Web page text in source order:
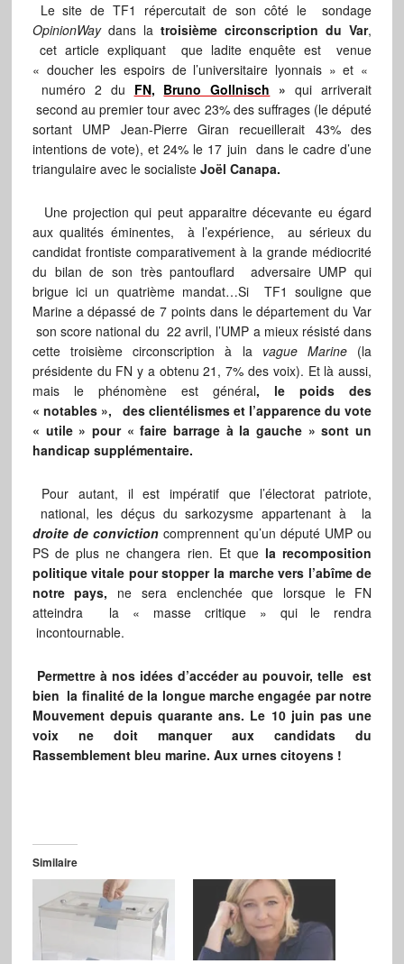
Le site de TF1 répercutait de son côté le sondage
OpinionWaydans la troisième circonscription du Var,
cet article expliquant que ladite enquête est venue
« doucher les espoirs de l’universitaire lyonnais » et «
numéro 2 du FN, Bruno Gollnisch »qui arriverait
second au premier tour avec 23% des suffrages (le député
sortant UMP Jean-Pierre Giran recueillerait 43% des
intentions de vote), et 24% le 17 juin dans le cadre d’une
triangulaire avec le socialisteJoël Canapa.
Une projection qui peut apparaitre décevante eu égard
aux qualités éminentes, à l’expérience, au sérieux du
candidat frontiste comparativement à la grande médiocrité
du bilan de son très pantouflard adversaire UMP qui
brigue ici un quatrième mandat…Si TF1 souligne que
Marine a dépassé de 7 points dans le département du Var
son score national du 22 avril, l’UMP a mieux résisté dans
cette troisième circonscription à la vague Marine(la
présidente du FN y a obtenu 21, 7% des voix). Et là aussi,
mais le phénomène est général, le poids des
« notables », des clientélismes et l’apparence du vote
« utile » pour « faire barrage à la gauche » sont un
handicap supplémentaire.
Pour autant, il est impératif que l’électorat patriote,
national, les déçus du sarkozysme appartenant à la
droite de conviction comprennent qu’un député UMP ou
PS de plus ne changera rien. Et que la recomposition
politique vitale pour stopper la marche vers l’abîme de
notre pays, ne sera enclenchée que lorsque le FN
atteindra la « masse critique » qui le rendra
incontournable.
Permettre à nos idées d’accéder au pouvoir, telle est
bien la finalité de la longue marche engagée par notre
Mouvement depuis quarante ans. Le 10 juin pas une
voix ne doit manquer aux candidats du
Rassemblement bleu marine. Aux urnes citoyens !
Similaire